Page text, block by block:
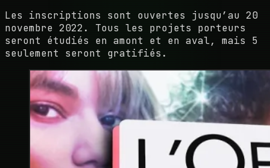
Les inscriptions sont ouvertes jusqu’au 20
novembre 2022. Tous les projets porteurs
seront étudiés en amont et en aval, mais 5
seulement seront gratifiés.